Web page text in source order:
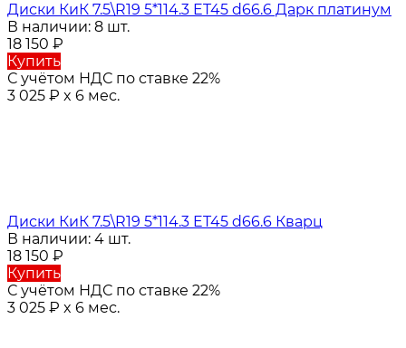
Диски КиК 7.5\R19 5*114.3 ET45 d66.6 Дарк платинум
В наличии: 8 шт.
18 150 ₽
Купить
С учётом НДС по ставке 22%
3 025 ₽ x 6 мес.
Диски КиК 7.5\R19 5*114.3 ET45 d66.6 Кварц
В наличии: 4 шт.
18 150 ₽
Купить
С учётом НДС по ставке 22%
3 025 ₽ x 6 мес.